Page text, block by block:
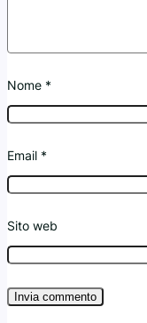
Nome *
Email *
Sito web